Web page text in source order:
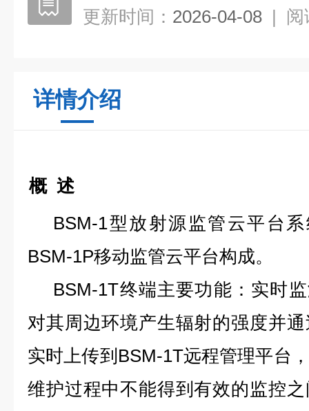
更新时间： 2026-04-08 | 阅
详情介绍
概 述
BSM-1型放射源监管云平台系
BSM-1P移动监管云平台构成。
BSM-1T终端主要功能：实时
对其周边环境产生辐射的强度并
实时上传到BSM-1T远程管理平台
维护过程中不能得到有效的监控